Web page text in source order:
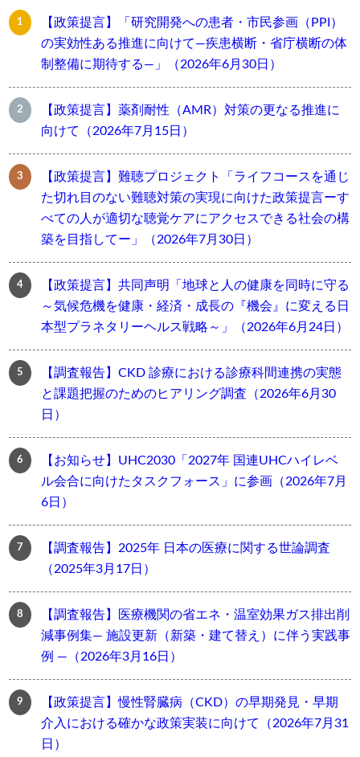
【政策提言】「研究開発への患者・市民参画（PPI）
の実効性ある推進に向けて―疾患横断・省庁横断の体
制整備に期待する―」（2026年6月30日）
【政策提言】薬剤耐性（AMR）対策の更なる推進に
向けて（2026年7月15日）
【政策提言】難聴プロジェクト「ライフコースを通じ
た切れ目のない難聴対策の実現に向けた政策提言ーす
べての人が適切な聴覚ケアにアクセスできる社会の構
築を目指してー」（2026年7月30日）
【政策提言】共同声明「地球と人の健康を同時に守る
～気候危機を健康・経済・成長の『機会』に変える日
本型プラネタリーヘルス戦略～」（2026年6月24日）
【調査報告】CKD 診療における診療科間連携の実態
と課題把握のためのヒアリング調査（2026年6月30
日）
【お知らせ】UHC2030「2027年 国連UHCハイレベ
ル会合に向けたタスクフォース」に参画（2026年7月
6日）
【調査報告】2025年 日本の医療に関する世論調査
（2025年3月17日）
【調査報告】医療機関の省エネ・温室効果ガス排出削
減事例集― 施設更新（新築・建て替え）に伴う実践事
例 ―（2026年3月16日）
【政策提言】慢性腎臓病（CKD）の早期発見・早期
介入における確かな政策実装に向けて（2026年7月31
日）